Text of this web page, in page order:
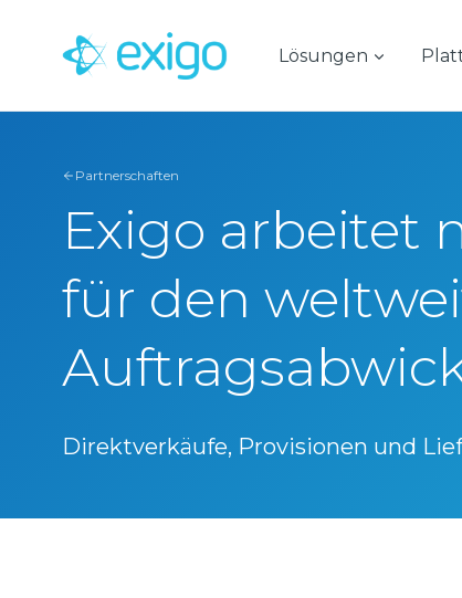
springen
Lösungen
Partnerschaften
Exigo arbeitet
für den
Direktverkäufe, Provisionen und